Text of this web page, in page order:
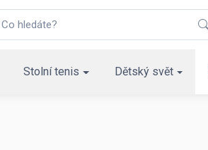
Stolní tenis Dětský svět